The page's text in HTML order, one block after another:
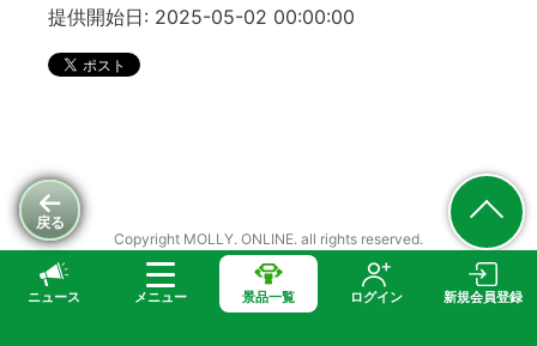
ニュース メニュー 景品一覧 ログイン 新規会員登録
戻る
提供開始日: 2025-05-02 00:00:00
Copyright MOLLY. ONLINE. all rights reserved.